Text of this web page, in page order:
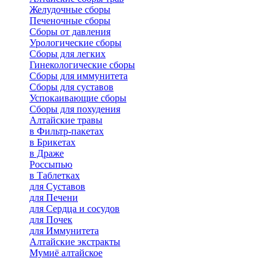
Желудочные сборы
Печеночные сборы
Сборы от давления
Урологические сборы
Сборы для легких
Гинекологические сборы
Сборы для иммунитета
Сборы для суставов
Успокаивающие сборы
Сборы для похудения
Алтайские травы
в Фильтр-пакетах
в Брикетах
в Драже
Россыпью
в Таблетках
для Cуставов
для Печени
для Сердца и сосудов
для Почек
для Иммунитета
Алтайские экстракты
Мумиё алтайское